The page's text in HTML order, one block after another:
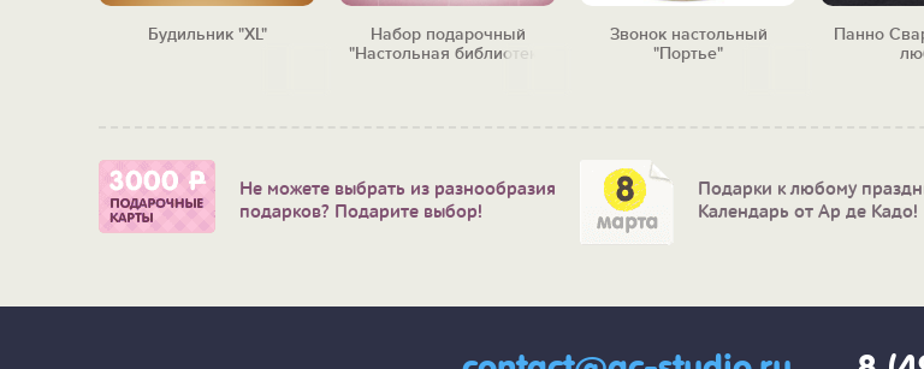
Будильник "XL"
Набор подарочный
"Настольная библиотека
Звонок настольный
"Портье"
Панно
Не можете выбрать из разнообразия
подарков? Подарите выбор!
Подарки к любому
Календарь от Ар де Кадо!